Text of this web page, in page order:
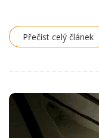
Přečíst celý článek